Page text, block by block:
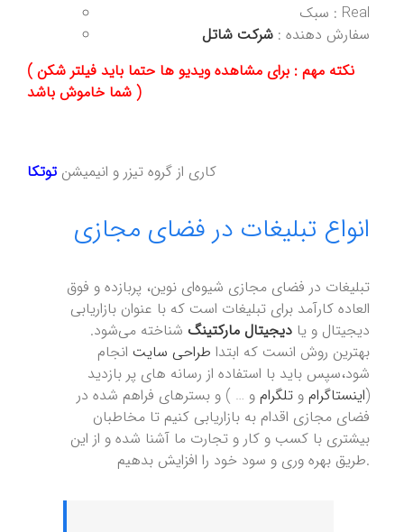
سبک : Real
سفارش دهنده : شرکت شاتل
( نکته مهم : برای مشاهده ویدیو ها حتما باید فیلتر شکن
شما خاموش باشد )
کاری از گروه تیزر و انیمیشن توتکا
انواع تبلیغات در فضای مجازی
تبلیغات در فضای مجازی شیوه‌ای نوین، پربازده و فوق
العاده کارآمد برای تبلیغات است که با عنوان بازاریابی
دیجیتال و یا دیجیتال مارکتینگ شناخته می‌شود.
بهترین روش انست که ابتدا طراحی سایت انجام
شود،سپس باید با استفاده از رسانه های پر بازدید
(اینستاگرام و تلگرام و … ) و بسترهای فراهم شده در
فضای مجازی اقدام به بازاریابی کنیم تا مخاطبان
بیشتری با کسب و کار و تجارت ما آشنا شده و از این
طریق بهره وری و سود خود را افزایش بدهیم.